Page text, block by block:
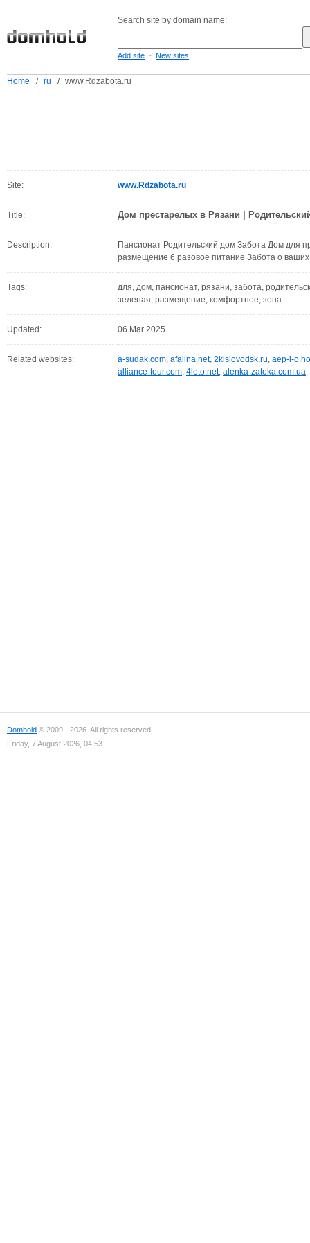
Search site by domain name:
Add site - New sites
Home / ru / www.Rdzabota.ru
Site: www.Rdzabota.ru
Title: Дом престарелых в Рязани |
Description:
Пансионат Родительский дом Забота Дом для
размещение 6 разовое питание Забота о
Tags:
для, дом, пансионат, рязани, забота,
зеленая, размещение, комфортное, зона
Updated: 06 Mar 2025
Related websites: a-sudak.com, afalina.net, 2kislovodsk.ru, aep-l-
alliance-tour.com, 4leto.net, alenka-zatoka.com.ua,
Domhold © 2009 - 2026. All rights reserved.
Friday, 7 August 2026, 04:53